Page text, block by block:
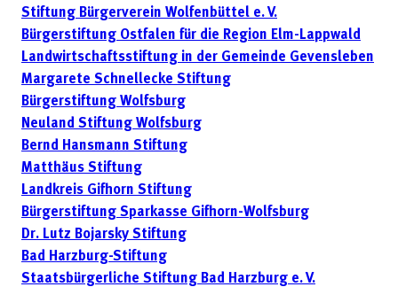
Stiftung Bürgerverein Wolfenbüttel e. V.
Bürgerstiftung Ostfalen für die Region Elm-Lappwald
Landwirtschaftsstiftung in der Gemeinde Gevensleben
Margarete Schnellecke Stiftung
Bürgerstiftung Wolfsburg
Neuland Stiftung Wolfsburg
Bernd Hansmann Stiftung
Matthäus Stiftung
Landkreis Gifhorn Stiftung
Bürgerstiftung Sparkasse Gifhorn-Wolfsburg
Dr. Lutz Bojarsky Stiftung
Bad Harzburg-Stiftung
Staatsbürgerliche Stiftung Bad Harzburg e. V.